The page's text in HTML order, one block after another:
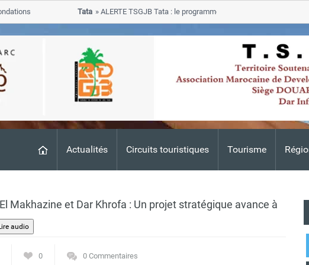
Actualités Circuits touristiques Tourisme
ALERTE TSGJB Tata : le programme de rehabilitation post-
progresse dans les zones sinistrees
Makhazine et Dar Khrofa : Un projet stratégique avance à
0 0 Commentaires